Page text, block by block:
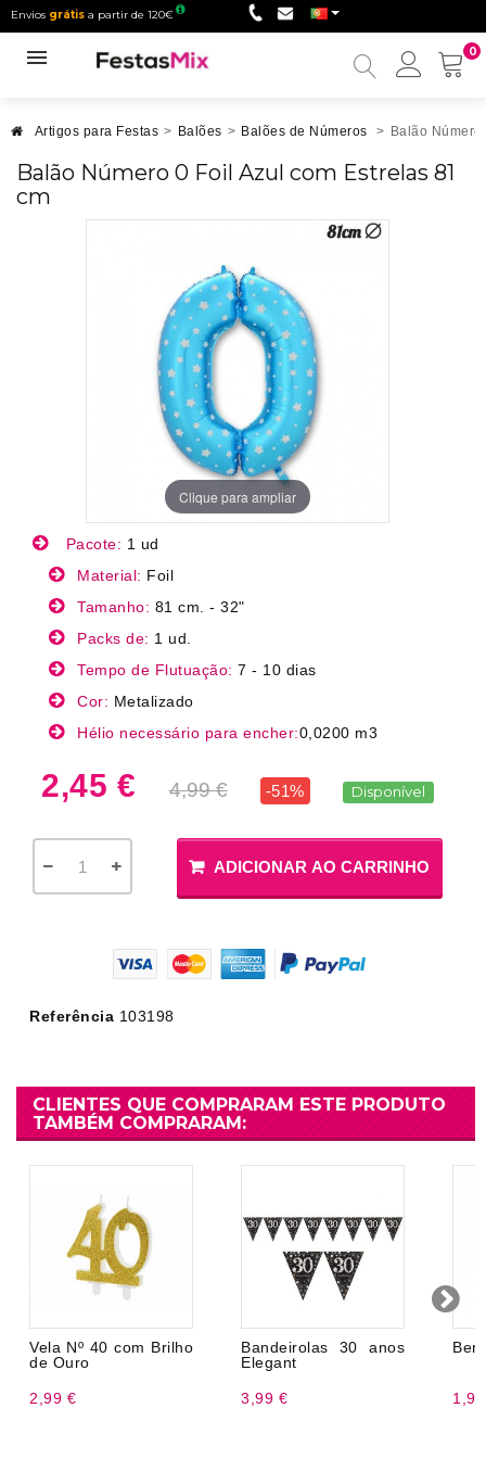
Envios grátis a partir de 120€
0
Minha
Artigos para Festas > Balões > Balões de Números > Balão
Balão Número 0 Foil Azul com Estrelas 81
cm
Clique para ampliar
Pacote: 1 ud
Material: Foil
Tamanho: 81 cm. - 32"
Packs de: 1 ud.
Tempo de Flutuação: 7 - 10 dias
Cor: Metalizado
Hélio necessário para encher:0,0200 m3
2,45 € 4,99 € -51% Disponível
ADICIONAR AO CARRINHO
Referência 103198
CLIENTES QUE COMPRARAM ESTE PRODUTO
TAMBÉM COMPRARAM:
Vela Nº 40 com Brilho
de Ouro
2,99 €
Bandeirolas 30 anos
Elegant
3,99 €